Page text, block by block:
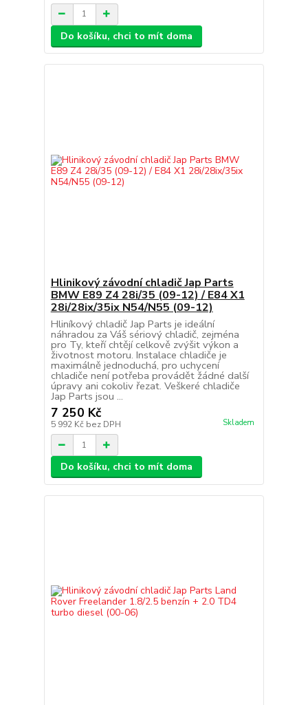
Do košíku, chci to mít doma
Hlinikový závodní chladič Jap Parts
BMW E89 Z4 28i/35 (09-12) / E84 X1
28i/28ix/35ix N54/N55 (09-12)
Hliníkový chladič Jap Parts je ideální
náhradou za Váš sériový chladič, zejména
pro Ty, kteří chtějí celkově zvýšit výkon a
životnost motoru. Instalace chladiče je
maximálně jednoduchá, pro uchycení
chladiče není potřeba provádět žádné další
úpravy ani cokoliv řezat. Veškeré chladiče
Jap Parts jsou ...
7 250 Kč
5 992 Kč bez DPH Skladem
Do košíku, chci to mít doma